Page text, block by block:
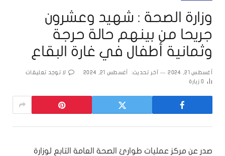
وزارة الصحة : شهيد وعشرون
جريحا من بينهم حالة حرجة
وثمانية أطفال في غارة البقاع
أغسطس 21, 2024 آخر تحديث: أغسطس 21, 2024
لا توجد تعليقات
0 زيارة
صدر عن مركز عمليات طوارئ الصحة العامة التابع لوزارة